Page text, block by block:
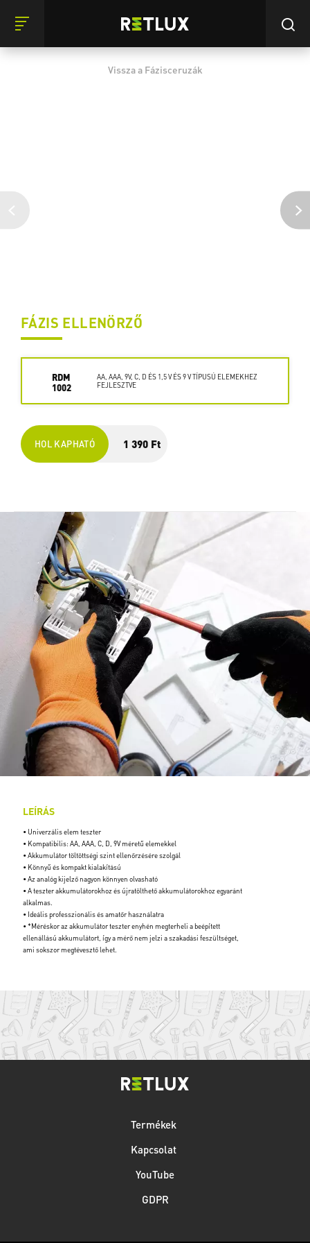
Vissza a Fázisceruzák
FÁZIS ELLENÖRZŐ
RDM
1002
AA, AAA, 9V, C, D ÉS 1,5 V ÉS 9 V TÍPUSÚ ELEMEKHEZ
FEJLESZTVE
HOL KAPHATÓ 1 390 Ft
LEÍRÁS
• Univerzális elem teszter
• Kompatibilis: AA, AAA, C, D, 9V méretű elemekkel
• Akkumulátor töltöttségi szint ellenőrzésére szolgál
• Könnyű és kompakt kialakítású
• Az analóg kijelző nagyon könnyen olvasható
• A teszter akkumulátorokhoz és újratölthető akkumulátorokhoz egyaránt
alkalmas.
• Ideális professzionális és amatőr használatra
• *Méréskor az akkumulátor teszter enyhén megterheli a beépített
ellenállású akkumulátort, így a mérő nem jelzi a szakadási feszültséget,
ami sokszor megtévesztő lehet.
Termékek
Kapcsolat
YouTube
GDPR